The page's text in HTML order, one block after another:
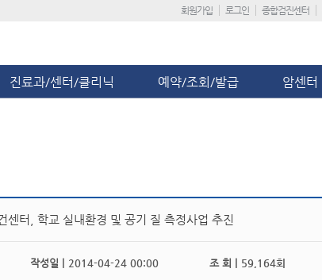
회원가입 로그인 종합검진센터
진료과/센터/클리닉 예약/조회/발급 암센터
센터, 학교 실내환경 및 공기 질 측정사업 추진
작성일 | 2014-04-24 00:00 조 회 | 59,164회